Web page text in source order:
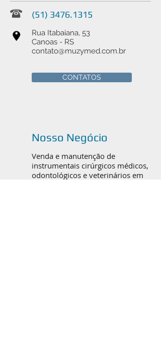
(51) 3476.1315
Rua Itabaiana, 53
Canoas - RS
contato@muzymed.com.br
Nosso Negócio
Venda e manutenção de
instrumentais cirúrgicos médicos,
odontológicos e veterinários em
CONTATOS